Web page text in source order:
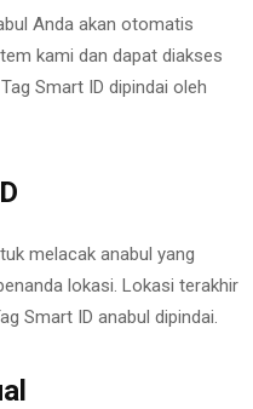
Anda akan otomatis
kami dan dapat diakses
Smart ID dipindai oleh
melacak anabul yang
lokasi. Lokasi terakhir
Smart ID anabul dipindai.